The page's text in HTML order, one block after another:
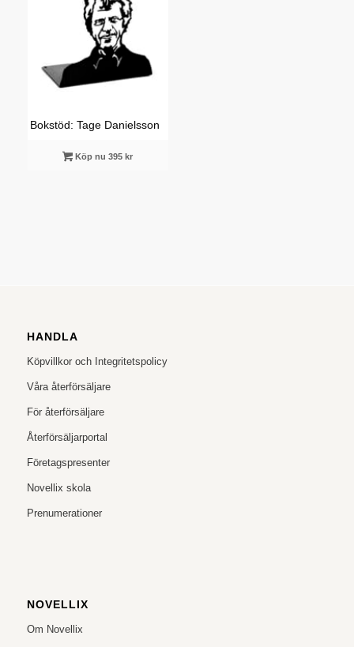
Bokstöd: Tage Danielsson
Köp nu 395 kr
HANDLA
Köpvillkor och Integritetspolicy
Våra återförsäljare
För återförsäljare
Återförsäljarportal
Företagspresenter
Novellix skola
Prenumerationer
NOVELLIX
Om Novellix